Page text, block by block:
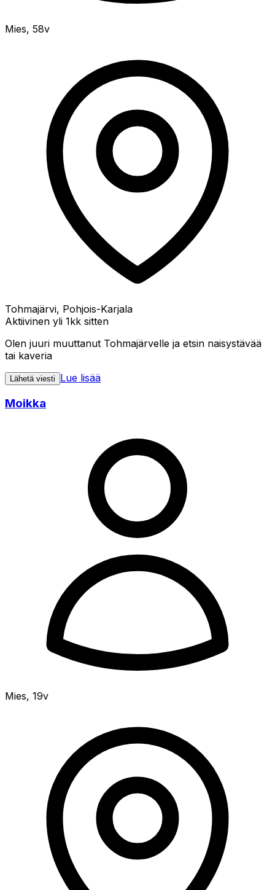
Mies, 58v
Tohmajärvi, Pohjois-Karjala
Aktiivinen yli 1kk sitten
Olen juuri muuttanut Tohmajärvelle ja etsin naisystävää
tai kaveria
Lähetä viesti Lue lisää
Moikka
Mies, 19v